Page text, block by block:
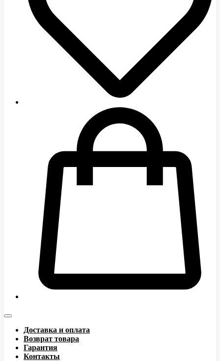
Доставка и оплата
Возврат товара
Гарантия
Контакты